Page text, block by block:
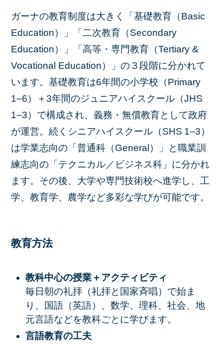
ガーナの教育制度は大きく「基礎教育（Basic
Education）」「二次教育（Secondary
Education）」「高等・専門教育（Tertiary &
Vocational Education）」の３段階に分かれて
います。基礎教育は6年間の小学校（Primary
1–6）＋3年間のジュニアハイスクール（JHS
1–3）で構成され、義務・無償教育として政府
が運営。続くシニアハイスクール（SHS 1–3）
は学業志向の「普通科（General）」と職業訓
練志向の「テクニカル／ビジネス科」に分かれ
ます。その後、大学や専門技術校へ進学し、工
学、教育学、農学など多彩な学びが可能です。
教育方法
教科中心の授業＋アクティビティ
毎日朝の礼拝（礼拝と国家斉唱）で始ま
り、国語（英語）、数学、理科、社会、地
元言語などを教科ごとに学びます。
言語教育の工夫